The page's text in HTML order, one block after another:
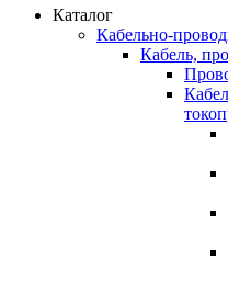
Каталог
Кабельно-
Кабель,